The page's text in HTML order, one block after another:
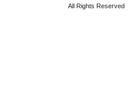
All Rights Reserved